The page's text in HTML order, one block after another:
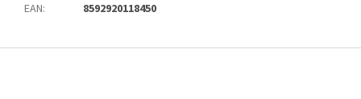
EAN: 8592920118450